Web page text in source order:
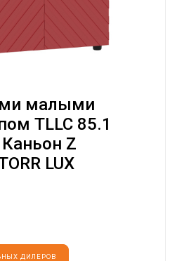
малыми
TLLC 85.1
Z
LUX
ДИЛЕРОВ